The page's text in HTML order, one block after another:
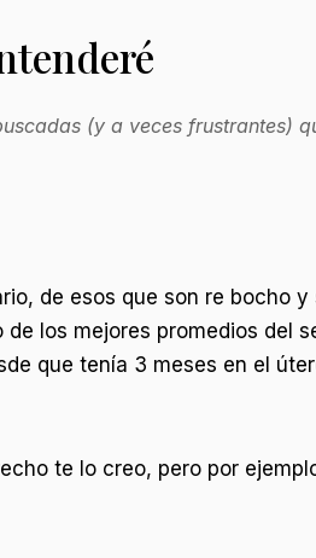
(y a veces frustrantes)
de esos que son re bocho
los mejores promedios del
que tenía 3 meses en el
te lo creo, pero por